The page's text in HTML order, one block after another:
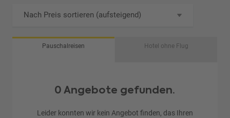
Nach Preis sortieren (aufsteigend)
Pauschalreisen Hotel ohne Flug
0 Angebote gefunden.
Leider konnten wir kein Angebot finden, das Ihren